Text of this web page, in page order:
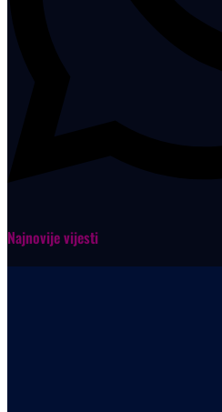
Najnovije vijesti